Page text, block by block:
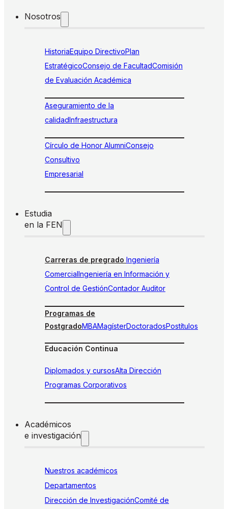
Nosotros
HistoriaEquipo DirectivoPlan
EstratégicoConsejo de FacultadComisión
de Evaluación Académica
Aseguramiento de la
calidadInfraestructura
Círculo de Honor AlumniConsejo
Consultivo
Empresarial
Estudia
en la FEN
Carreras de pregrado Ingeniería
ComercialIngeniería en Información y
Control de GestiónContador Auditor
Programas de
PostgradoMBAMagísterDoctoradosPostítulos
Educación Continua
Diplomados y cursosAlta Dirección
Programas Corporativos
Académicos
e investigación
Nuestros académicos
Departamentos
Dirección de InvestigaciónComité de